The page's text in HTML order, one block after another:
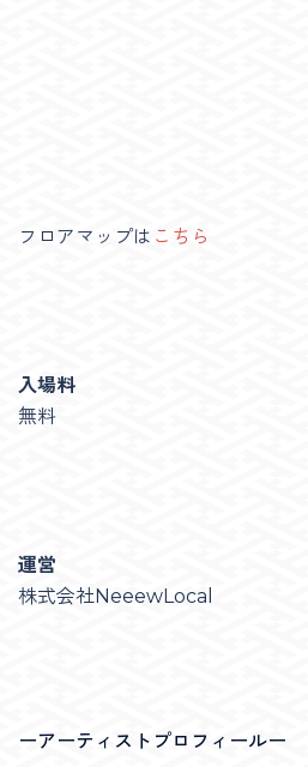
フロアマップは こちら
入場料
無料
運営
株式会社NeeewLocal
ーアーティストプロフィールー